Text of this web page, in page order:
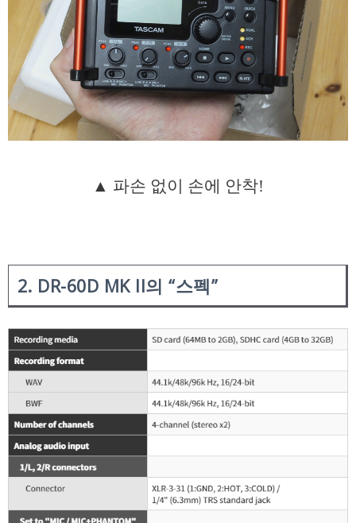
▲ 파손 없이 손에 안착!
2. DR-60D MK ll의 “스펙”